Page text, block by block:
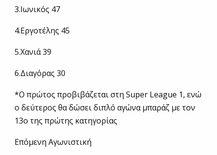
3.Ιωνικός 47
4.Εργοτέλης 45
5.Χανιά 39
6.Διαγόρας 30
*Ο πρώτος προβιβάζεται στη Super League 1, ενώ
ο δεύτερος θα δώσει διπλό αγώνα μπαράζ με τον
13ο της πρώτης κατηγορίας
Επόμενη Αγωνιστική